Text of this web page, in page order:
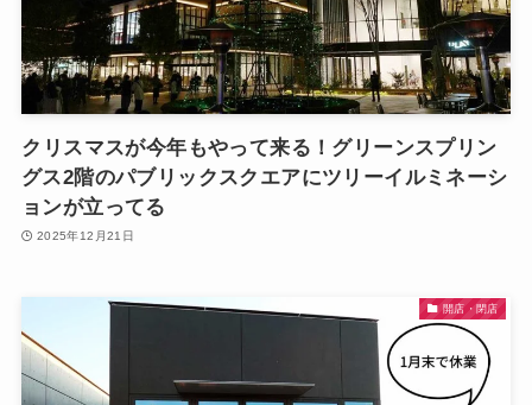
️クリスマスが今年もやって来る！グリーンスプリン
グス2階のパブリックスクエアにツリーイルミネーシ
ョンが立ってる
2025年12月21日
開店・閉店